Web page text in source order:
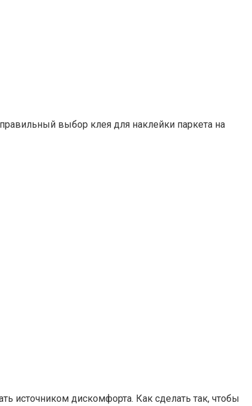
выбор клея для наклейки паркета на
источником дискомфорта. Как сделать так, чтобы